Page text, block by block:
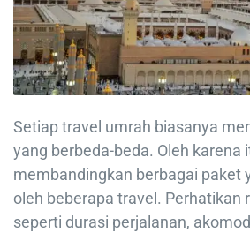
Setiap travel umrah biasanya
yang berbeda-beda. Oleh karena
membandingkan berbagai paket
oleh beberapa travel. Perhatikan
seperti durasi perjalanan,